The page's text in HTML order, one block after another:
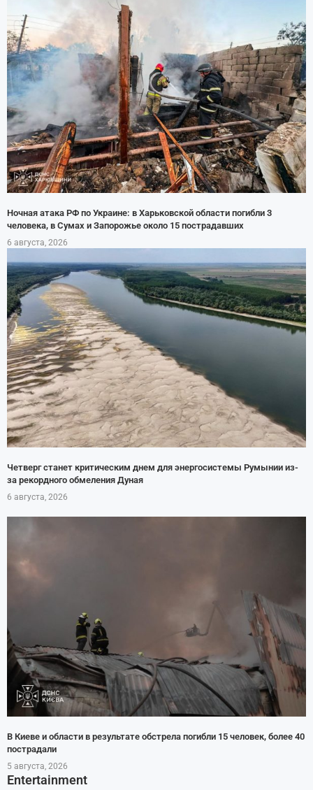
Ночная атака РФ по Украине: в Харьковской области погибли 3
человека, в Сумах и Запорожье около 15 пострадавших
6 августа, 2026
Четверг станет критическим днем для энергосистемы Румынии из-
за рекордного обмеления Дуная
6 августа, 2026
В Киеве и области в результате обстрела погибли 15 человек, более 40
пострадали
5 августа, 2026
Entertainment